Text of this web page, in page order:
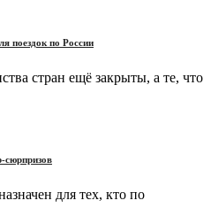
поездок по России
стран ещё закрыты, а те, что
сюрпризов
для тех, кто по